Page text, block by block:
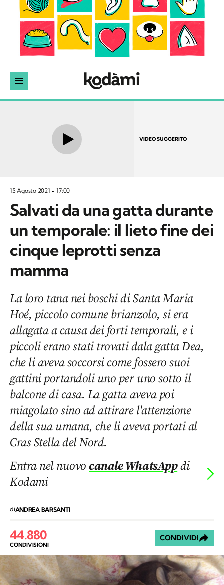
VIDEO SUGGERITO
15 Agosto 2021 17:00
Salvati da una gatta durante
un temporale: il lieto fine dei
cinque leprotti senza
mamma
La loro tana nei boschi di Santa Maria
Hoé, piccolo comune brianzolo, si era
allagata a causa dei forti temporali, e i
piccoli erano stati trovati dala gatta Dea,
che li aveva soccorsi come fossero suoi
gattini portandoli uno per uno sotto il
balcone di casa. La gatta aveva poi
miagolato sino ad attirare l'attenzione
della sua umana, che li aveva portati al
Cras Stella del Nord.
Entra nel nuovocanale WhatsAppdi
Kodami
diANDREA BARSANTI
44.880
CONDIVISIONI
CONDIVIDI